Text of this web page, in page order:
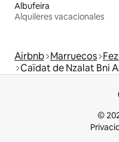
Albufeira
Alquileres vacacionales
Airbnb Marruecos
Caïdat de Nzalat Bni
©